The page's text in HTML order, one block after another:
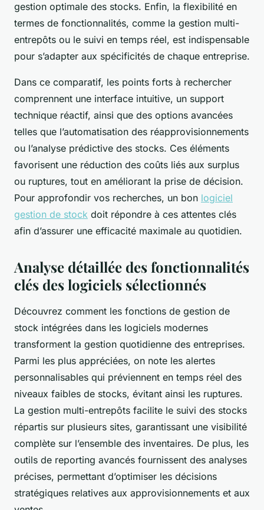
gestion optimale des stocks. Enfin, la flexibilité en
termes de fonctionnalités, comme la gestion multi-
entrepôts ou le suivi en temps réel, est indispensable
pour s’adapter aux spécificités de chaque entreprise.
Dans ce comparatif, les points forts à rechercher
comprennent une interface intuitive, un support
technique réactif, ainsi que des options avancées
telles que l’automatisation des réapprovisionnements
ou l’analyse prédictive des stocks. Ces éléments
favorisent une réduction des coûts liés aux surplus
ou ruptures, tout en améliorant la prise de décision.
Pour approfondir vos recherches, un bon logiciel
gestion de stock doit répondre à ces attentes clés
afin d’assurer une efficacité maximale au quotidien.
Analyse détaillée des fonctionnalités
clés des logiciels sélectionnés
Découvrez comment les fonctions de gestion de
stock intégrées dans les logiciels modernes
transforment la gestion quotidienne des entreprises.
Parmi les plus appréciées, on note les alertes
personnalisables qui préviennent en temps réel des
niveaux faibles de stocks, évitant ainsi les ruptures.
La gestion multi-entrepôts facilite le suivi des stocks
répartis sur plusieurs sites, garantissant une visibilité
complète sur l’ensemble des inventaires. De plus, les
outils de reporting avancés fournissent des analyses
précises, permettant d’optimiser les décisions
stratégiques relatives aux approvisionnements et aux